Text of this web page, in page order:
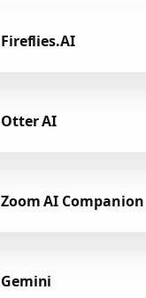
AI
AI Companion